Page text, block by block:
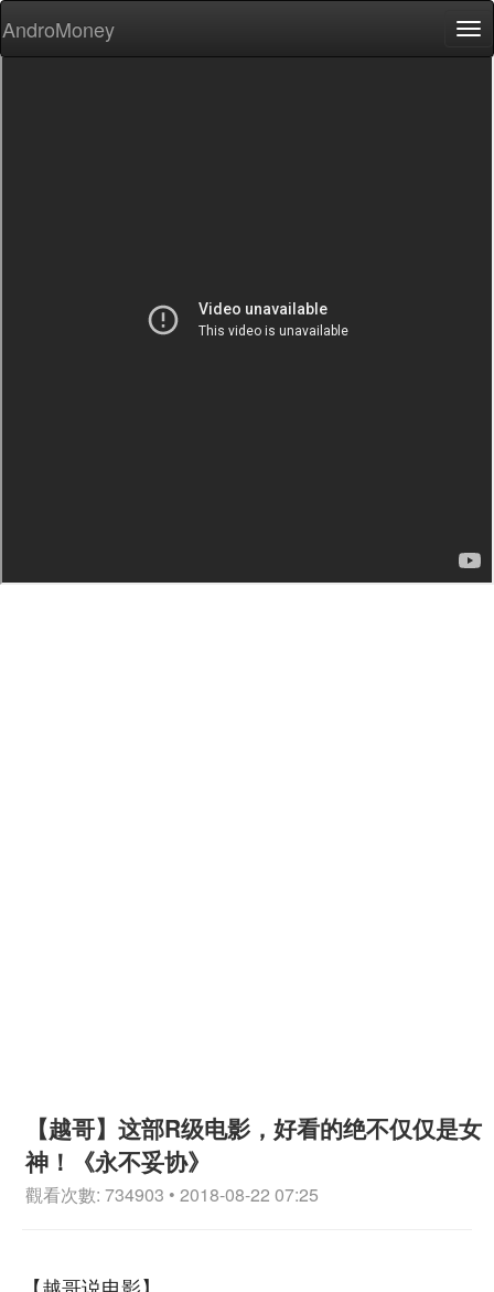
AndroMoney
【越哥】这部R级电影，好看的绝不仅仅是女
神！《永不妥协》
觀看次數: 734903 • 2018-08-22 07:25